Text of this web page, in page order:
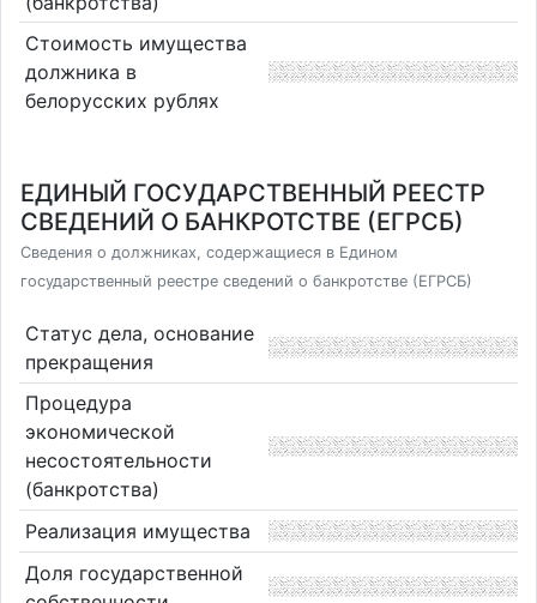
Стоимость имущества
должника в
белорусских рублях
ЕДИНЫЙ ГОСУДАРСТВЕННЫЙ РЕЕСТР
СВЕДЕНИЙ О БАНКРОТСТВЕ (ЕГРСБ)
Сведения о должниках, содержащиеся в Едином
государственный реестре сведений о банкротстве (ЕГРСБ)
Статус дела, основание
прекращения
Процедура
экономической
несостоятельности
(банкротства)
Реализация имущества
Доля государственной